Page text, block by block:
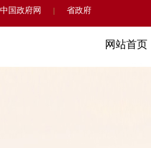
中国政府网 省政府
网站首页